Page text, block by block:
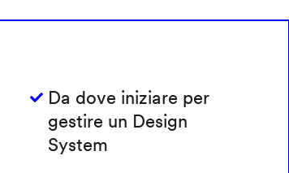
Da dove iniziare per
gestire un Design
System